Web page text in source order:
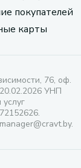
покупателей
карты
76, оф.
УНП